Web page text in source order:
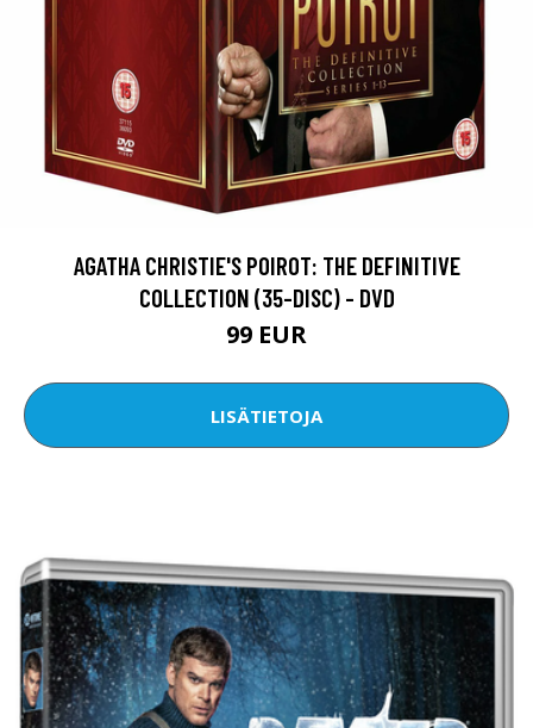
AGATHA CHRISTIE'S POIROT: THE DEFINITIVE
COLLECTION (35-DISC) - DVD
99 EUR
LISÄTIETOJA